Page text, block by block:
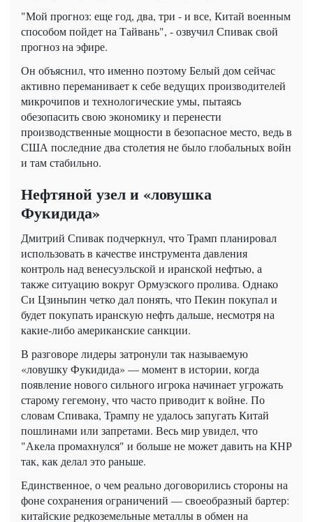
"Мой прогноз: еще год, два, три - и все, Китай военным
способом пойдет на Тайвань", - озвучил Спивак свой
прогноз на эфире.
Он объяснил, что именно поэтому Белый дом сейчас
активно переманивает к себе ведущих производителей
микрочипов и технологические умы, пытаясь
обезопасить свою экономику и перенести
производственные мощности в безопасное место, ведь в
США последние два столетия не было глобальных войн
и там стабильно.
Нефтяной узел и «ловушка
Фукидида»
Дмитрий Спивак подчеркнул, что Трамп планировал
использовать в качестве инструмента давления
контроль над венесуэльской и иранской нефтью, а
также ситуацию вокруг Ормузского пролива. Однако
Си Цзиньпин четко дал понять, что Пекин покупал и
будет покупать иранскую нефть дальше, несмотря на
какие-либо американские санкции.
В разговоре лидеры затронули так называемую
«ловушку Фукидида» — момент в истории, когда
появление нового сильного игрока начинает угрожать
старому гегемону, что часто приводит к войне. По
словам Спивака, Трампу не удалось запугать Китай
пошлинами или запретами. Весь мир увидел, что
"Акела промахнулся" и больше не может давить на КНР
так, как делал это раньше.
Единственное, о чем реально договорились стороны на
фоне сохранения ограничений — своеобразный бартер:
китайские редкоземельные металлы в обмен на